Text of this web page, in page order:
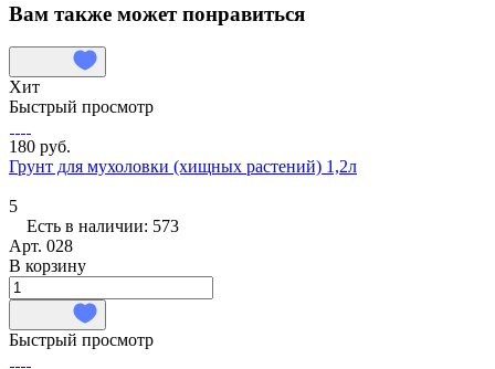
Вам также может понравиться
Хит
Быстрый просмотр
180 руб.
Грунт для мухоловки (хищных растений) 1,2л
5
Есть в наличии: 573
Арт. 028
В корзину
Быстрый просмотр